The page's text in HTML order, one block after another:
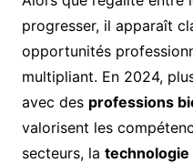
progresser, il apparaît
opportunités
multipliant. En 2024,
avec des professions
valorisent les
secteurs, la technologie